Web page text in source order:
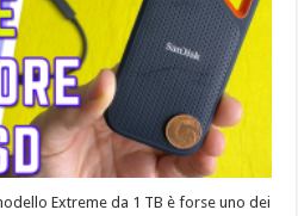
Extreme da 1 TB è forse uno dei